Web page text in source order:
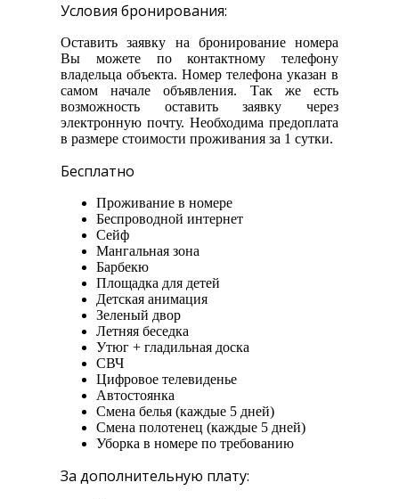
Условия бронирования:
Оставить заявку на бронирование номера
Вы можете по контактному телефону
владельца объекта. Номер телефона указан в
самом начале объявления. Так же есть
возможность оставить заявку через
электронную почту. Необходима предоплата
в размере стоимости проживания за 1 сутки.
Бесплатно
Проживание в номере
Беспроводной интернет
Сейф
Мангальная зона
Барбекю
Площадка для детей
Детская анимация
Зеленый двор
Летняя беседка
Утюг + гладильная доска
СВЧ
Цифровое телевиденье
Автостоянка
Смена белья (каждые 5 дней)
Смена полотенец (каждые 5 дней)
Уборка в номере по требованию
За дополнительную плату: